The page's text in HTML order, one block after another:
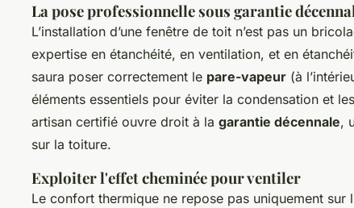
La pose professionnelle sous garantie
L’installation d’une fenêtre de toit n’est pas un
expertise en étanchéité, en ventilation, et en
saura poser correctement le pare-vapeur (à
éléments essentiels pour éviter la condensation et
artisan certifié ouvre droit à la garantie décennale,
sur la toiture.
Exploiter l'effet cheminée pour ventiler
Le confort thermique ne repose pas uniquement sur